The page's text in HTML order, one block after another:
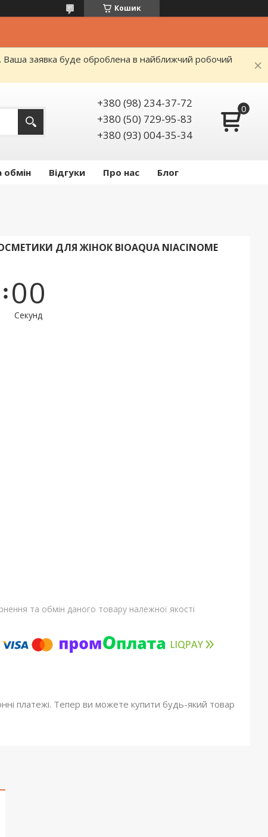
Кошик
Ваша заявка буде оброблена в найближчий робочий
+380 (98) 234-37-72
+380 (50) 729-95-83
+380 (93) 004-35-34
обмін Відгуки Про нас Блог
ДЛЯ ЖІНОК BIOAQUA NIACINOME
00
Секунд
та обмін даного товару належної якості
платежі. Тепер ви можете купити будь-який товар